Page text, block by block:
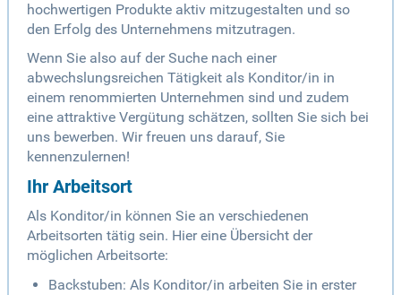
hochwertigen Produkte aktiv mitzugestalten und so
den Erfolg des Unternehmens mitzutragen.
Wenn Sie also auf der Suche nach einer
abwechslungsreichen Tätigkeit als Konditor/in in
einem renommierten Unternehmen sind und zudem
eine attraktive Vergütung schätzen, sollten Sie sich bei
uns bewerben. Wir freuen uns darauf, Sie
kennenzulernen!
Ihr Arbeitsort
Als Konditor/in können Sie an verschiedenen
Arbeitsorten tätig sein. Hier eine Übersicht der
möglichen Arbeitsorte:
Backstuben: Als Konditor/in arbeiten Sie in erster